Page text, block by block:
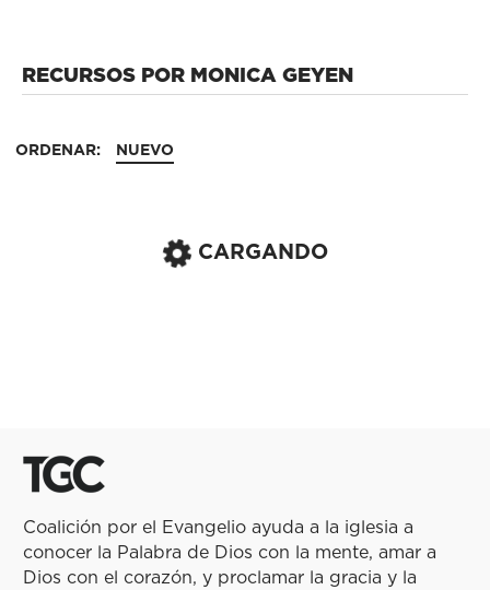
RECURSOS POR MONICA GEYEN
ORDENAR: NUEVO
CARGANDO
Coalición por el Evangelio ayuda a la iglesia a
conocer la Palabra de Dios con la mente, amar a
Dios con el corazón, y proclamar la gracia y la